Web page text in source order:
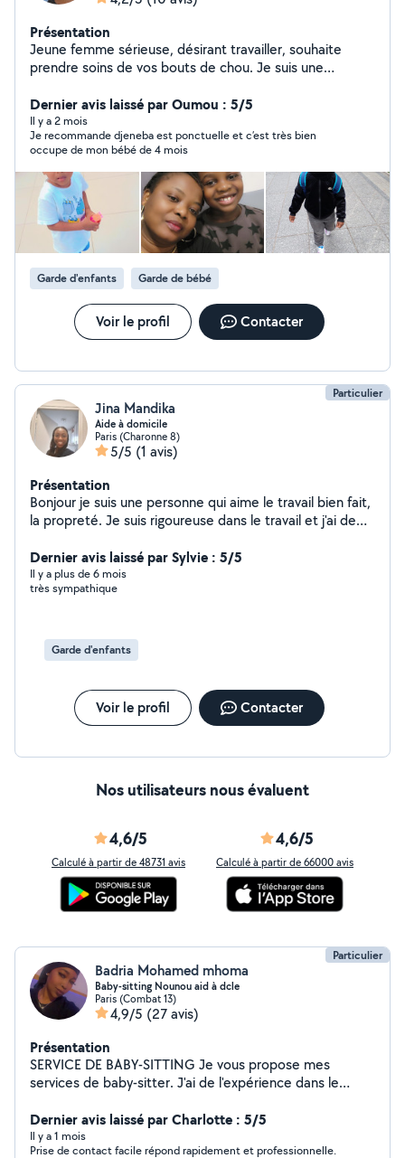
Présentation
Jeune femme sérieuse, désirant travailler, souhaite
prendre soins de vos bouts de chou. Je suis une
m'occuper de vos enfants. Ayant déjà été nounou, je
suis à votre disposition
Dernier avis laissé par Oumou : 5/5
Il y a 2 mois
Je recommande djeneba est ponctuelle et c’est très bien
occupe de mon bébé de 4 mois
Garde d'enfants Garde de bébé
Voir le profil Contacter
Particulier
Jina Mandika
Aide à domicile
Paris (Charonne 8)
5/5 (1 avis)
Présentation
Bonjour je suis une personne qui aime le travail bien fait,
la propreté. Je suis rigoureuse dans le travail et j'ai de
la responsabilité et très organisé dans le travail.
N'hésitez pas à me contacter si je correspond à vos
besoins.
Dernier avis laissé par Sylvie : 5/5
Il y a plus de 6 mois
très sympathique
Garde d'enfants
Voir le profil Contacter
Nos utilisateurs nous évaluent
4,6/5
Calculé à partir de 48731 avis
4,6/5
Calculé à partir de 66000 avis
Particulier
Badria Mohamed mhoma
Baby-sitting Nounou aid à dcle
Paris (Combat 13)
4,9/5 (27 avis)
Présentation
SERVICE DE BABY-SITTING Je vous propose mes
services de baby-sitter. J'ai de l'expérience dans le
15ans. Expérience: -trajet école -->maison (enfant âgé
de 5ans) -aide aux devoirs -garde en soirée,
Dernier avis laissé par Charlotte : 5/5
Il y a 1 mois
Prise de contact facile répond rapidement et professionnelle.